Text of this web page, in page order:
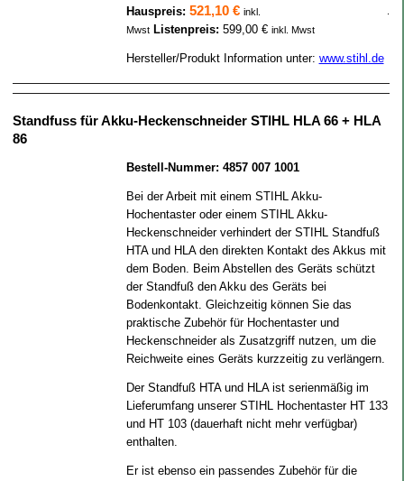
Hauspreis: 521,10 € inkl.
Mwst Listenpreis: 599,00 € inkl. Mwst
Hersteller/Produkt Information unter: www.stihl.de
Standfuss für Akku-Heckenschneider STIHL HLA 66 + HLA
86
Bestell-Nummer: 4857 007 1001
Bei der Arbeit mit einem STIHL Akku-
Hochentaster oder einem STIHL Akku-
Heckenschneider verhindert der STIHL Standfuß
HTA und HLA den direkten Kontakt des Akkus mit
dem Boden. Beim Abstellen des Geräts schützt
der Standfuß den Akku des Geräts bei
Bodenkontakt. Gleichzeitig können Sie das
praktische Zubehör für Hochentaster und
Heckenschneider als Zusatzgriff nutzen, um die
Reichweite eines Geräts kurzzeitig zu verlängern.
Der Standfuß HTA und HLA ist serienmäßig im
Lieferumfang unserer STIHL Hochentaster HT 133
und HT 103 (dauerhaft nicht mehr verfügbar)
enthalten.
Er ist ebenso ein passendes Zubehör für die